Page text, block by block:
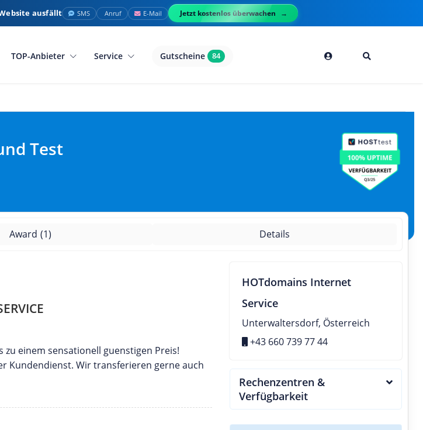
ausfällt SMS Anruf E-Mail Jetzt kostenlos überwachen
TOP-Anbieter Service Gutscheine 84
Test
Award (1) Details
einem sensationell guenstigen Preis!
Kundendienst. Wir transferieren gerne auch
HOTdomains Internet
Service
Unterwaltersdorf, Österreich
+43 660 739 77 44
Rechenzentren &
Verfügbarkeit